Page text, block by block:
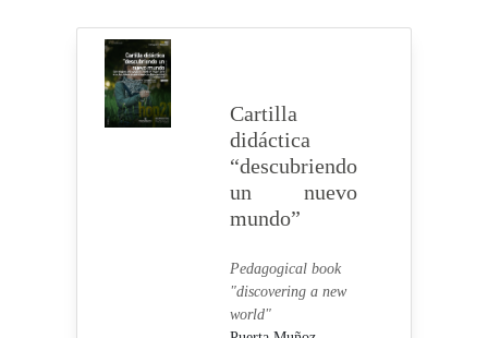
Cartilla
didáctica
“descubriendo
un nuevo
mundo”
Pedagogical book
"discovering a new
world"